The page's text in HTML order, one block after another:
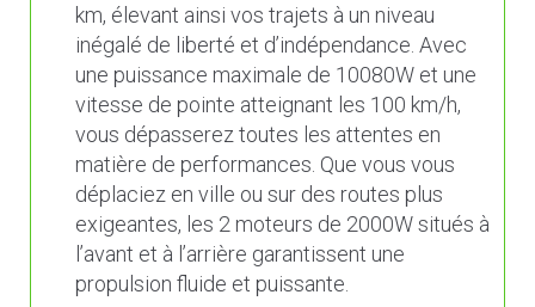
km, élevant ainsi vos trajets à un niveau
inégalé de liberté et d’indépendance. Avec
une puissance maximale de 10080W et une
vitesse de pointe atteignant les 100 km/h,
vous dépasserez toutes les attentes en
matière de performances. Que vous vous
déplaciez en ville ou sur des routes plus
exigeantes, les 2 moteurs de 2000W situés à
l’avant et à l’arrière garantissent une
propulsion fluide et puissante.